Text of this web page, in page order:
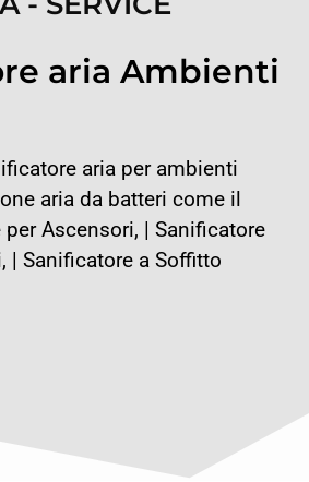
aria Ambienti
aria per ambienti
aria da batteri come il
Ascensori, | Sanificatore
| Sanificatore a Soffitto